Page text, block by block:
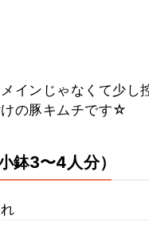
インじゃなくて少し
けの豚キムチです☆
小鉢3〜4人分）